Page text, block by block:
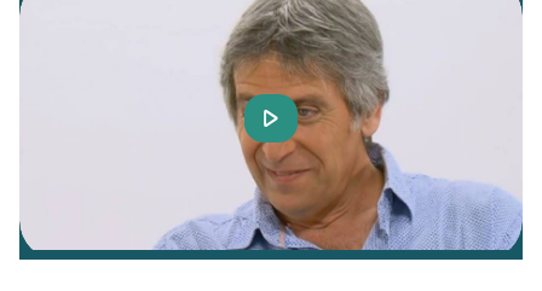
Play
Video